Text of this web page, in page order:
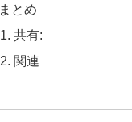
まとめ
共有:
関連